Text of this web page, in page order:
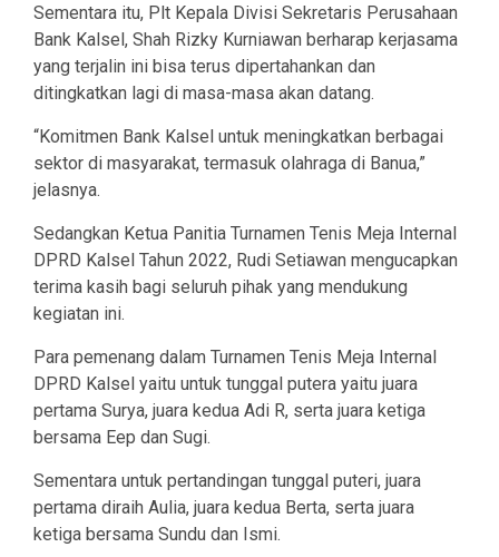
Sementara itu, Plt Kepala Divisi Sekretaris Perusahaan
Bank Kalsel, Shah Rizky Kurniawan berharap kerjasama
yang terjalin ini bisa terus dipertahankan dan
ditingkatkan lagi di masa-masa akan datang.
“Komitmen Bank Kalsel untuk meningkatkan berbagai
sektor di masyarakat, termasuk olahraga di Banua,”
jelasnya.
Sedangkan Ketua Panitia Turnamen Tenis Meja Internal
DPRD Kalsel Tahun 2022, Rudi Setiawan mengucapkan
terima kasih bagi seluruh pihak yang mendukung
kegiatan ini.
Para pemenang dalam Turnamen Tenis Meja Internal
DPRD Kalsel yaitu untuk tunggal putera yaitu juara
pertama Surya, juara kedua Adi R, serta juara ketiga
bersama Eep dan Sugi.
Sementara untuk pertandingan tunggal puteri, juara
pertama diraih Aulia, juara kedua Berta, serta juara
ketiga bersama Sundu dan Ismi.